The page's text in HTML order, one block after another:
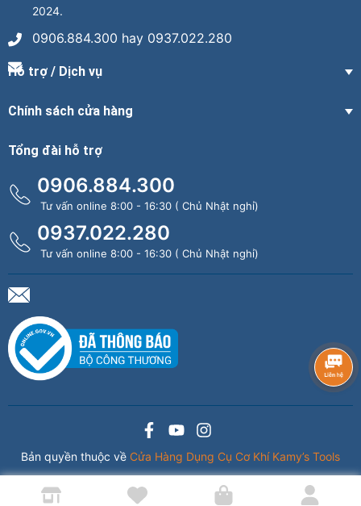
2024.
0906.884.300 hay 0937.022.280
Hỗ trợ / Dịch vụ
Chính sách cửa hàng
Tổng đài hỗ trợ
0906.884.300
Tư vấn online 8:00 - 16:30 ( Chủ Nhật nghỉ)
0937.022.280
Tư vấn online 8:00 - 16:30 ( Chủ Nhật nghỉ)
Bản quyền thuộc về Cửa Hàng Dụng Cụ Cơ Khí Kamy’s Tools